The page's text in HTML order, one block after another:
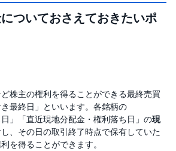
ついておさえておきたいポ
株主の権利を得ることができる最終売買
最終日」といいます。各銘柄の
日」「直近現地分配金・権利落ち日」の現
、その日の取引終了時点で保有していた
を得ることができます。